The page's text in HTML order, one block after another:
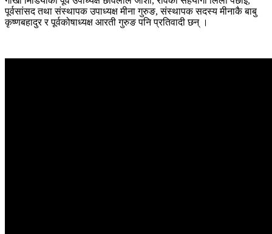
पूर्वसांसद तथा संस्थापक उपाध्यक्ष मीना गुरुङ, संस्थापक सदस्य मीनाकै बाबु
कृष्णबहादुर र पूर्वकोषाध्यक्ष आरती गुरुङ पनि प्रतिवादी छन् ।